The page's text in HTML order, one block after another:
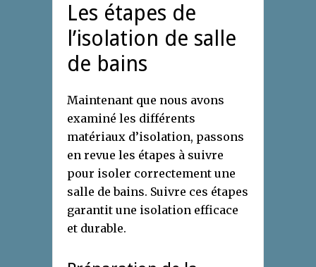
Les étapes de
l’isolation de salle
de bains
Maintenant que nous avons
examiné les différents
matériaux d’isolation, passons
en revue les étapes à suivre
pour isoler correctement une
salle de bains. Suivre ces étapes
garantit une isolation efficace
et durable.